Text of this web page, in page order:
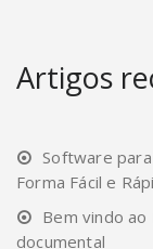
Artigos
Software
Forma Fácil e
Bem vindo
documental